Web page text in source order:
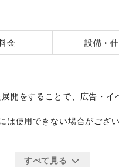
金 設備・
開をすることで、広告・イ
使用できない場合がござい
すべて見る